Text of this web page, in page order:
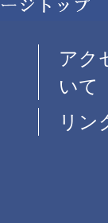
アク
いて
リン